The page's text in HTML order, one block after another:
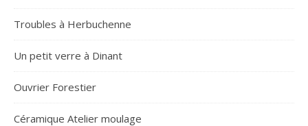
Troubles à Herbuchenne
Un petit verre à Dinant
Ouvrier Forestier
Céramique Atelier moulage